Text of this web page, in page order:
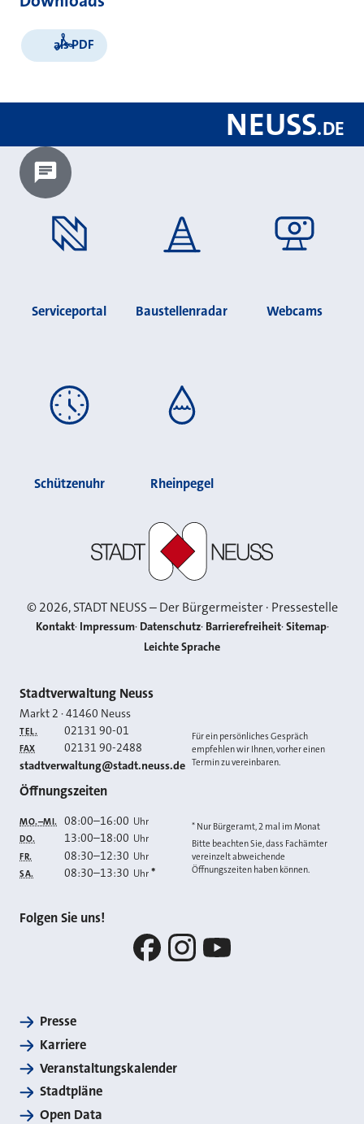
als PDF
NEUSS.DE
Chatbot laden?
Serviceportal Baustellenradar Webcams
Schützenuhr Rheinpegel
©2026, STADT NEUSS – Der Bürgermeister · Pressestelle
Kontakt Impressum Datenschutz Barrierefreiheit Sitemap
Leichte Sprache
Kontakt
Stadtverwaltung Neuss
Markt 2 ·41460 Neuss
TEL. 02131 90-01
FAX 02131 90-2488
E-MAIL
stadtverwaltung@stadt.neuss.de
Für ein persönliches Gespräch
empfehlen wir Ihnen, vorher einen
Termin zu vereinbaren.
Öffnungszeiten
MO.–MI. 08:00–16:00 Uhr
DO. 13:00–18:00 Uhr
FR. 08:30–12:30 Uhr
SA. 08:30–13:30 Uhr *
* Nur Bürgeramt, 2 mal im Monat
Bitte beachten Sie, dass Fachämter
vereinzelt abweichende
Öffnungszeiten haben können.
Folgen Sie uns!
Presse
Karriere
Veranstaltungskalender
Stadtpläne
Open Data